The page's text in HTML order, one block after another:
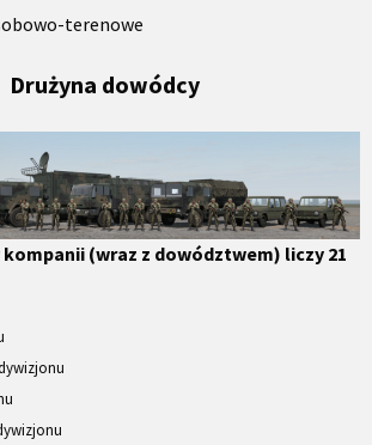
terenowe
Drużyna dowódcy
kompanii (wraz z dowództwem) liczy 21